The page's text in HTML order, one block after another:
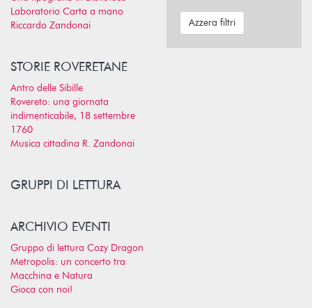
Laboratorio Carta a mano
Riccardo Zandonai
STORIE ROVERETANE
Antro delle Sibille
Rovereto: una giornata
indimenticabile, 18 settembre
1760
Musica cittadina R. Zandonai
GRUPPI DI LETTURA
ARCHIVIO EVENTI
Gruppo di lettura Cozy Dragon
Metropolis: un concerto tra
Macchina e Natura
Gioca con noi!
Azzera filtri